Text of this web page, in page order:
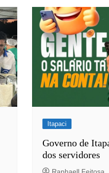
Itapaci
Governo de
dos servidores